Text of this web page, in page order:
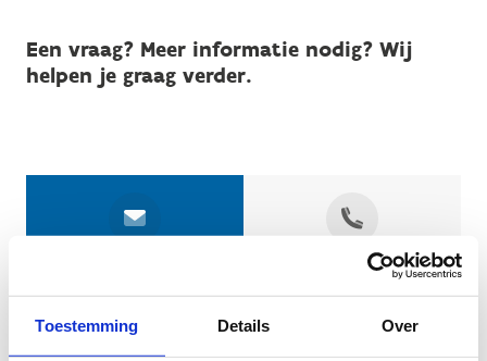
Toestemming Details Over
Een vraag? Meer informatie nodig? Wij
helpen je graag verder.